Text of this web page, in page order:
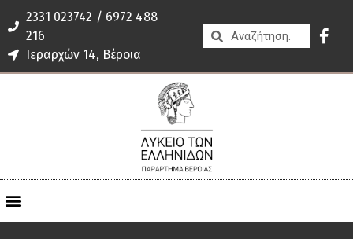
2331 023742 / 6972 488
216
Ιεραρχών 14, Βέροια